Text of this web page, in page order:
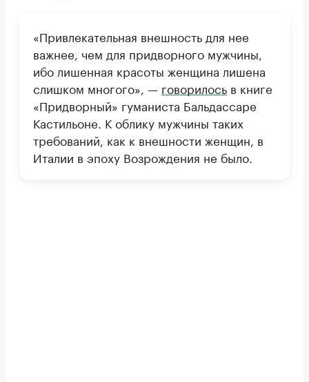
«Привлекательная внешность для нее
важнее, чем для придворного мужчины,
ибо лишенная красоты женщина лишена
слишком многого», — говорилось в книге
«Придворный» гуманиста Бальдассаре
Кастильоне. К облику мужчины таких
требований, как к внешности женщин, в
Италии в эпоху Возрождения не было.